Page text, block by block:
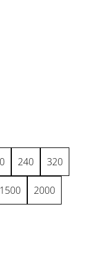
240 320
1500 2000